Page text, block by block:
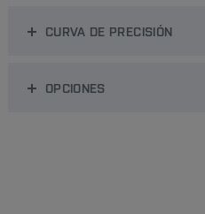
CURVA DE PRECISIÓN
OPCIONES